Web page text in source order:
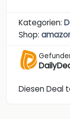
Kategorien:
Shop:
Diesen Deal